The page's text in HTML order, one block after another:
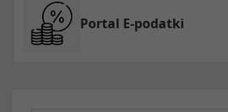
Portal E-podatki